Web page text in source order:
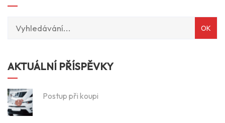
AKTUÁLNÍ PŘÍSPĚVKY
Postup při koupi